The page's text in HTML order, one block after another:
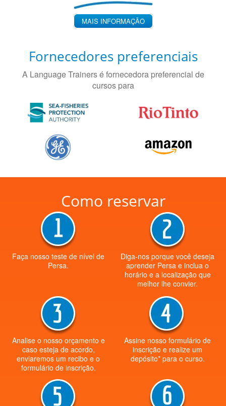
MAIS INFORMAÇÃO
Fornecedores preferenciais
A Language Trainers é fornecedora preferencial de
cursos para
Como reservar
Faça nosso teste de nível de
Persa.
Diga-nos porque você deseja
aprender Persa e inclua o
horário e a localização que
melhor lhe convier.
Analise o nosso orçamento e
caso esteja de acordo,
enviaremos um recibo e o
formulário de inscrição.
Assine nosso formulário de
inscrição e realize um
depósito* para o curso.